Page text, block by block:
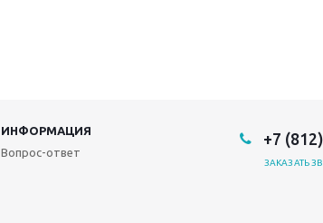
ИНФОРМАЦИЯ
Вопрос-ответ
+7
ЗАКАЗАТЬ